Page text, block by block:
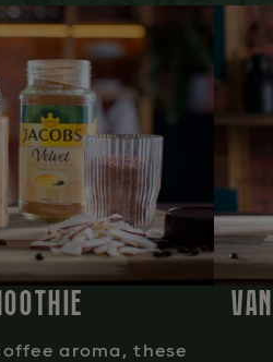
aroma, these